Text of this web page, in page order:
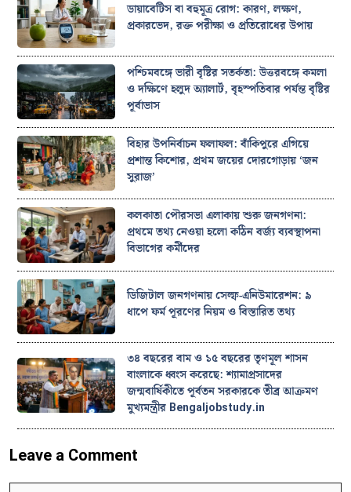
ডায়াবেটিস বা বহুমূত্র রোগ: কারণ, লক্ষণ,
প্রকারভেদ, রক্ত পরীক্ষা ও প্রতিরোধের উপায়
পশ্চিমবঙ্গে ভারী বৃষ্টির সতর্কতা: উত্তরবঙ্গে কমলা
ও দক্ষিণে হলুদ অ্যালার্ট, বৃহস্পতিবার পর্যন্ত বৃষ্টির
পূর্বাভাস
বিহার উপনির্বাচন ফলাফল: বাঁকিপুরে এগিয়ে
প্রশান্ত কিশোর, প্রথম জয়ের দোরগোড়ায় ‘জন
সুরাজ’
কলকাতা পৌরসভা এলাকায় শুরু জনগণনা:
প্রথমে তথ্য নেওয়া হলো কঠিন বর্জ্য ব্যবস্থাপনা
বিভাগের কর্মীদের
ডিজিটাল জনগণনায় সেল্ফ-এনিউমারেশন: ৯
ধাপে ফর্ম পূরণের নিয়ম ও বিস্তারিত তথ্য
৩৪ বছরের বাম ও ১৫ বছরের তৃণমূল শাসন
বাংলাকে ধ্বংস করেছে: শ্যামাপ্রসাদের
জন্মবার্ষিকীতে পূর্বতন সরকারকে তীব্র আক্রমণ
মুখ্যমন্ত্রীর Bengaljobstudy.in
Leave a Comment